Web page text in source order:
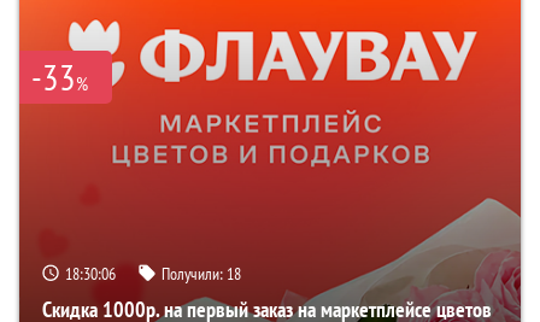
-33%
18:30:05 Получили: 18
Скидка 1000р. на первый заказ на маркетплейсе цветов